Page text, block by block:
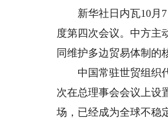
新华社日内瓦10月7
度第四次会议。中方主
同维护多边贸易体制的
中国常驻世贸组织代
次在总理事会会议上设
场，已经成为全球不稳